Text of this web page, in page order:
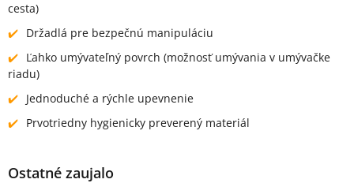
cesta)
Držadlá pre bezpečnú manipuláciu
Ľahko umývateľný povrch (možnosť umývania v umývačke
riadu)
Jednoduché a rýchle upevnenie
Prvotriedny hygienicky preverený materiál
Ostatné zaujalo